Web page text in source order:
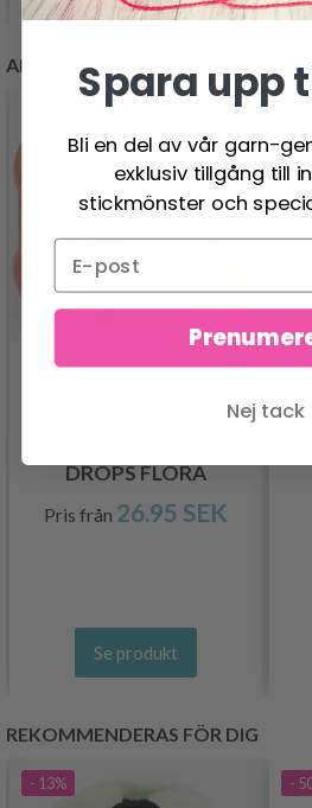
ANDRA KUNDER KÖPTE
DROPS FLORA
Pris från 26.95 SEK
Se produkt
REKOMMENDERAS FÖR DIG
- 13% -
Spara upp
Bli en del av vår garn-
exklusiv tillgång till
stickmönster och
Nej tack